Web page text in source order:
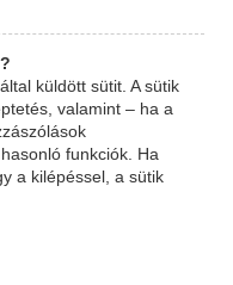
küldött sütit. A sütik
valamint – ha a
funkciók. Ha
a kilépéssel, a sütik